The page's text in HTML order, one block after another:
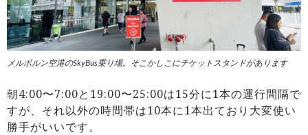
メルボルン空港のSkyBus乗り場。そこかしこにチケットスタンドがあります
朝4:00〜7:00と19:00〜25:00は15分に1本の運行間隔で
すが、それ以外の時間帯は10本に1本出ており大変使い
勝手がいいです。